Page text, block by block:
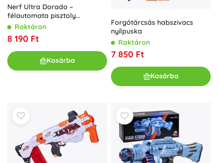
Nerf Ultra Dorado –
félautomata pisztoly
nyilakkal
Raktáron
8 190 Ft
Kosárba
Forgótárcsás habszivacs
nyílpuska
Raktáron
7 850 Ft
Kosárba